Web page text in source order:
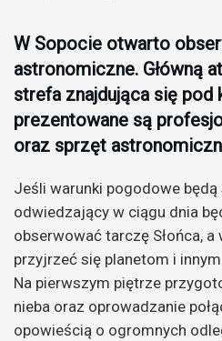
W Sopocie otwarto
astronomiczne. Główną
strefa znajdująca się pod
prezentowane są
oraz sprzęt
Jeśli warunki pogodowe
odwiedzający w ciągu dnia
obserwować tarczę Słońca,
przyjrzeć się planetom i
Na pierwszym piętrze
nieba oraz oprowadzanie
opowieścią o ogromnych